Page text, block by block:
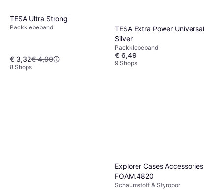
TESA Ultra Strong
Packklebeband
€ 3,32€ 4,90
8 Shops
TESA Extra Power Universal
Silver
Packklebeband
€ 6,49
9 Shops
Explorer Cases Accessories
FOAM.4820
Schaumstoff & Styropor